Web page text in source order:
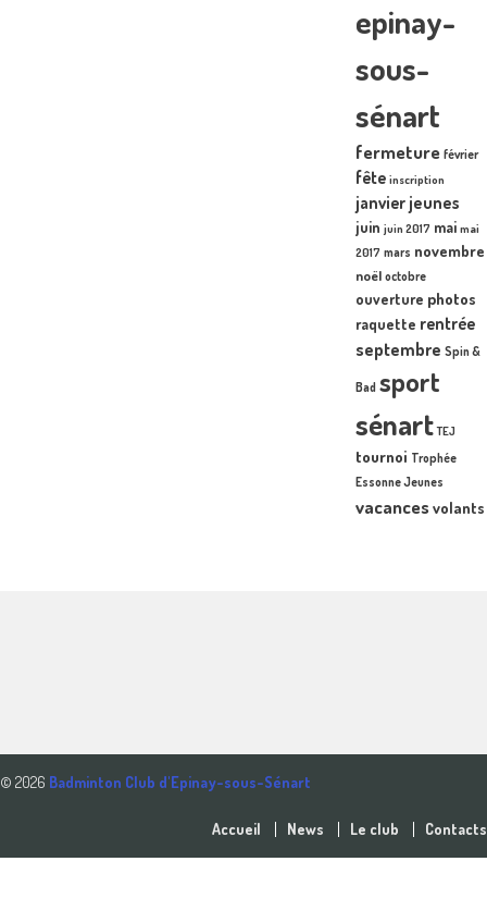
epinay-
sous-
sénart
fermeture février
fête inscription
janvier jeunes
juin juin 2017 mai mai
2017 mars novembre
noël octobre
ouverture photos
raquette rentrée
septembre Spin &
Bad sport
sénart TEJ
tournoi Trophée
Essonne Jeunes
vacancesvolants
© 2026 Badminton Club d'Epinay-sous-Sénart
Accueil News Le club Contacts